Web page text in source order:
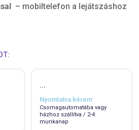
– mobiltelefon a lejátszáshoz
...
Nyomtatva kérem
Csomagautomatába vagy
házhoz szállítva / 2-4
munkanap